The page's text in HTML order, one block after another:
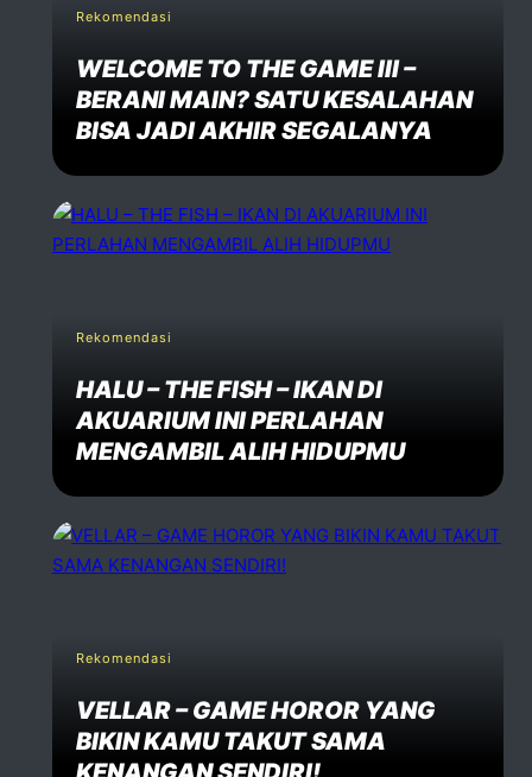
Rekomendasi
WELCOME TO THE GAME III –
BERANI MAIN? SATU KESALAHAN
BISA JADI AKHIR SEGALANYA
Rekomendasi
HALU – THE FISH – IKAN DI
AKUARIUM INI PERLAHAN
MENGAMBIL ALIH HIDUPMU
Rekomendasi
VELLAR – GAME HOROR YANG
BIKIN KAMU TAKUT SAMA